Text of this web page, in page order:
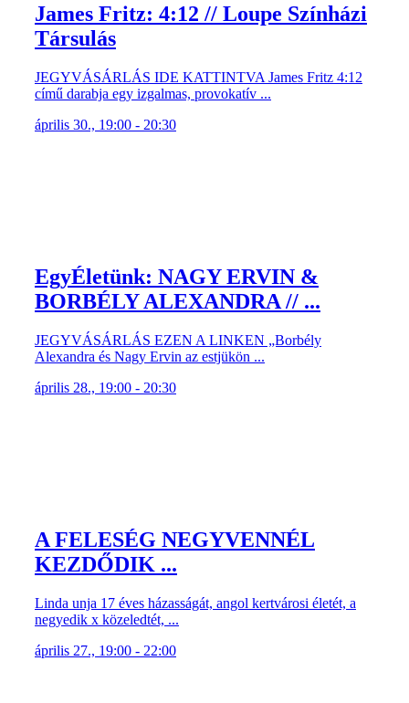
James Fritz: 4:12 // Loupe Színházi
Társulás
JEGYVÁSÁRLÁS IDE KATTINTVA James Fritz 4:12
című darabja egy izgalmas, provokatív ...
április 30., 19:00 - 20:30
EgyÉletünk: NAGY ERVIN &
BORBÉLY ALEXANDRA // ...
JEGYVÁSÁRLÁS EZEN A LINKEN „Borbély
Alexandra és Nagy Ervin az estjükön ...
április 28., 19:00 - 20:30
A FELESÉG NEGYVENNÉL
KEZDŐDIK ...
Linda unja 17 éves házasságát, angol kertvárosi életét, a
negyedik x közeledtét, ...
április 27., 19:00 - 22:00